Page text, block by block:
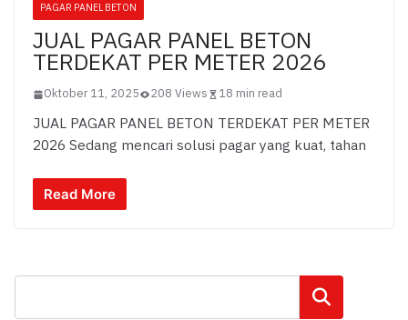
PAGAR PANEL BETON
JUAL PAGAR PANEL BETON
TERDEKAT PER METER 2026
Oktober 11, 2025 208 Views 18 min read
JUAL PAGAR PANEL BETON TERDEKAT PER METER
2026 Sedang mencari solusi pagar yang kuat, tahan
Read More
Cari